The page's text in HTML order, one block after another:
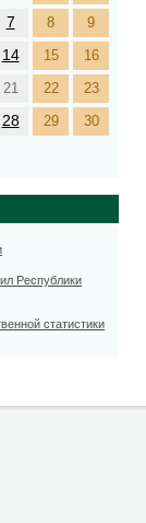
7 8 9
14 15 16
21 22 23
28 29 30
Республики
статистики